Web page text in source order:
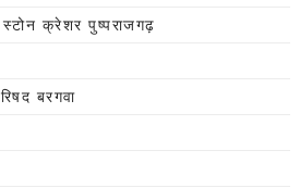
क्रेशर पुष्पराजगढ़
बरगवा